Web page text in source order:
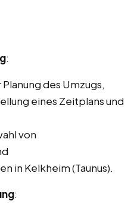
:
des Umzugs,
eines Zeitplans und
von
in Kelkheim (Taunus).
: